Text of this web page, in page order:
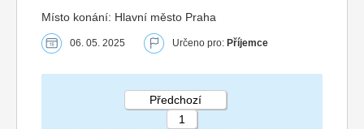
Místo konání: Hlavní město Praha
06. 05. 2025 Určeno pro: Příjemce
Předchozí
1